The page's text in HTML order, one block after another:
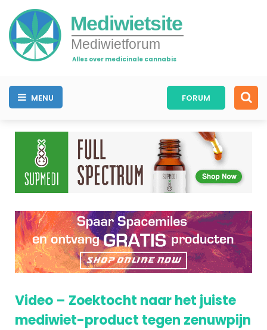
Mediwietsite
Mediwietforum
Alles over medicinale cannabis
MENU FORUM
Video – Zoektocht naar het juiste
mediwiet-product tegen zenuwpijn